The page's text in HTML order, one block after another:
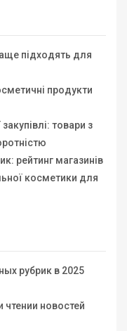
підходять для
продукти
товари з
рейтинг магазинів
косметики для
рубрик в 2025
новостей